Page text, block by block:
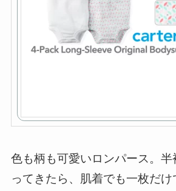
色も柄も可愛いロンパース。半
ってきたら、肌着でも一枚だけ